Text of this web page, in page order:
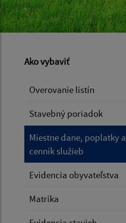
Ako vybaviť
Overovanie listín
Stavebný poriadok
Miestne dane, poplatky a
cenník služieb
Evidencia obyvateľstva
Matrika